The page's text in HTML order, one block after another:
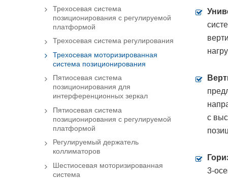
с
3-
Трехосевая система
позиционирования с регулируемой
платформой
Трехосевая система регулирования
Трехосевая моторизированная
система позиционирования
Пятиосевая система
позиционирования для
интерференционных зеркал
Пятиосевая система
позиционирования с регулируемой
платформой
Регулируемый держатель
коллиматоров
Шестиосевая моторизированная
система